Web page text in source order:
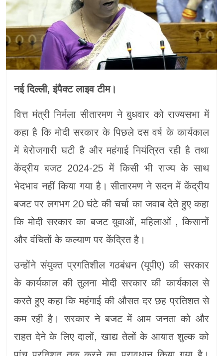
नई दिल्ली, इंपैक्ट लाइव टीम।
वित्त मंत्री निर्मला सीतारमण ने बुधवार को राज्यसभा में
कहा है कि मोदी सरकार के पिछले दस वर्ष के कार्यकाल
में बेरोजगारी घटी है और महंगाई नियंत्रित रही है तथा
केंद्रीय बजट 2024-25 में किसी भी राज्य के साथ
भेदभाव नहीं किया गया है। सीतारमण ने सदन में केंद्रीय
बजट पर लगभग 20 घंटे की चर्चा का जवाब देते हुए कहा
कि मोदी सरकार का बजट युवाओं, महिलाओं , किसानों
और वंचितों के कल्याण पर केंद्रित है।
उन्होंने संयुक्त प्रगतिशील गठबंधन (यूपीए) की सरकार
के कार्यकाल की तुलना मोदी सरकार की कार्यकाल से
करते हुए कहा कि महंगाई की औसत दर छह प्रतिशत से
कम रही है। सरकार ने बजट में आम जनता को और
राहत देने के लिए दालों, खाद्य तेलों के आयात शुल्क को